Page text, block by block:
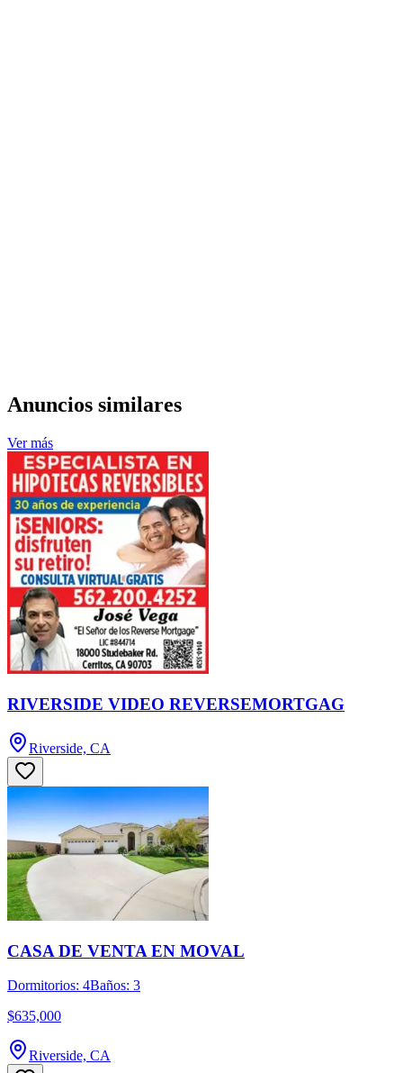
Anuncios similares
Ver más
RIVERSIDE VIDEO REVERSEMORTGAG
Riverside, CA
CASA DE VENTA EN MOVAL
Dormitorios: 4Baños: 3
$635,000
Riverside, CA